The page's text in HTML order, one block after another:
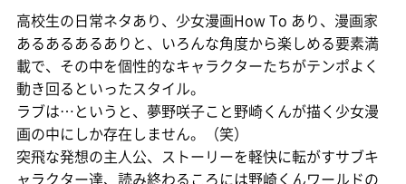
高校生の日常ネタあり、少女漫画How To あり、漫画家
あるあるあるありと、いろんな角度から楽しめる要素満
載で、その中を個性的なキャラクターたちがテンポよく
動き回るといったスタイル。
ラブは…というと、夢野咲子こと野崎くんが描く少女漫
画の中にしか存在しません。（笑）
突飛な発想の主人公、ストーリーを軽快に転がすサブキ
ャラクター達、読み終わるころには野崎くんワールドの